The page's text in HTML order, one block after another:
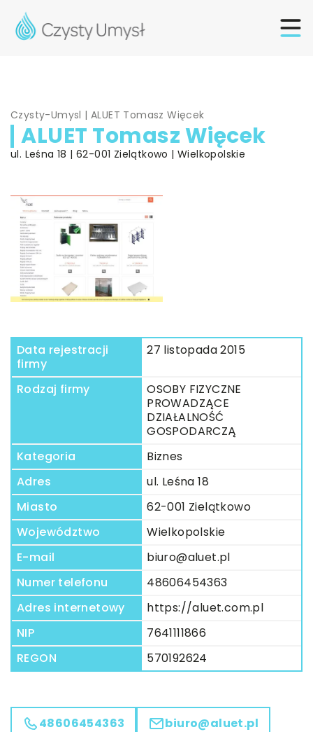
Czysty-Umysl |ALUET Tomasz Więcek
ALUET Tomasz Więcek
ul. Leśna 18 | 62-001 Zielątkowo | Wielkopolskie
Data rejestracji
firmy
27 listopada 2015
Rodzaj firmy
OSOBY FIZYCZNE
PROWADZĄCE
DZIAŁALNOŚĆ
GOSPODARCZĄ
Kategoria
Biznes
Adres
ul. Leśna 18
Miasto
62-001 Zielątkowo
Województwo
Wielkopolskie
E-mail
biuro@aluet.pl
Numer telefonu
48606454363
Adres internetowy
https://aluet.com.pl
NIP
7641111866
REGON
570192624
48606454363 biuro@aluet.pl